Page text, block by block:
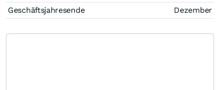
Geschäftsjahresende
Dezember